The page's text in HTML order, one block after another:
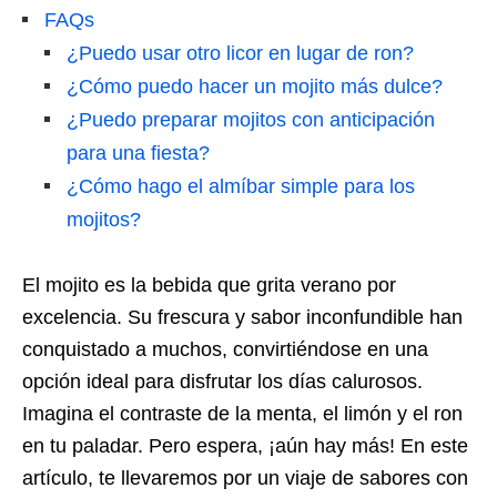
FAQs
¿Puedo usar otro licor en lugar de ron?
¿Cómo puedo hacer un mojito más dulce?
¿Puedo preparar mojitos con anticipación
para una fiesta?
¿Cómo hago el almíbar simple para los
mojitos?
El mojito es la bebida que grita verano por
excelencia. Su frescura y sabor inconfundible han
conquistado a muchos, convirtiéndose en una
opción ideal para disfrutar los días calurosos.
Imagina el contraste de la menta, el limón y el ron
en tu paladar. Pero espera, ¡aún hay más! En este
artículo, te llevaremos por un viaje de sabores con